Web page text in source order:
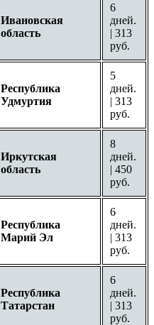
Ивановская
область
6
дней.
| 313
руб.
Республика
Удмуртия
5
дней.
| 313
руб.
Иркутская
область
8
дней.
| 450
руб.
Республика
Марий Эл
6
дней.
| 313
руб.
Республика
Татарстан
6
дней.
| 313
руб.